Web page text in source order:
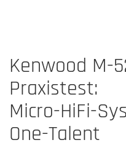
Kenwood M-
Praxistest:
Micro-HiFi-
One-Talent